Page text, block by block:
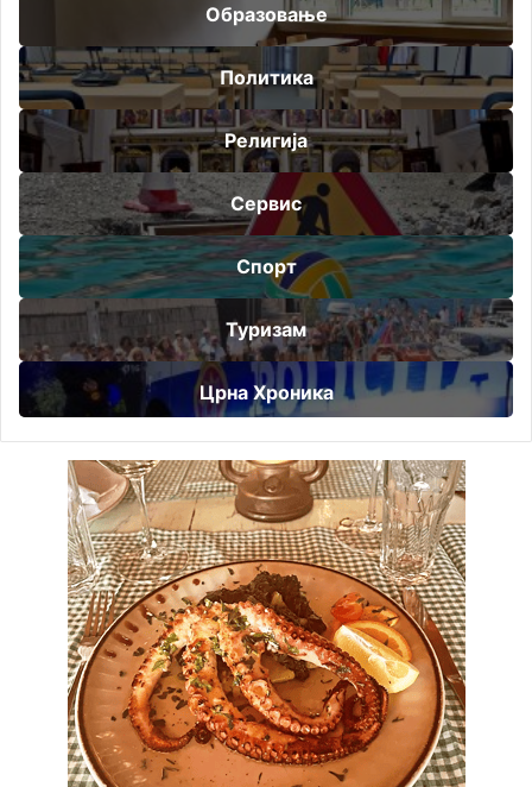
Образовање
Политика
Религија
Сервис
Спорт
Туризам
Црна Хроника